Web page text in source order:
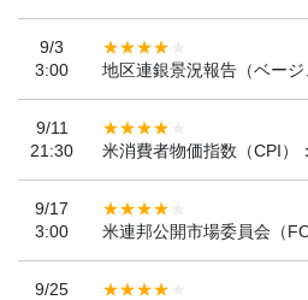
9/3
3:00
地区連銀景況報告（ベージ
9/11
21:30
米消費者物価指数（CPI）
9/17
3:00
米連邦公開市場委員会（
9/25